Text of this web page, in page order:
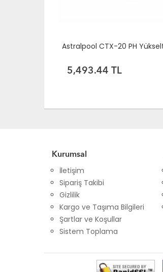
Astralpool CTX-20 PH
5,493.44 TL
Kurumsal
İletişim
Sipariş Takibi
Gizlilik
Kargo ve Taşıma Bilgileri
Şartlar ve Koşullar
Sistem Toplama